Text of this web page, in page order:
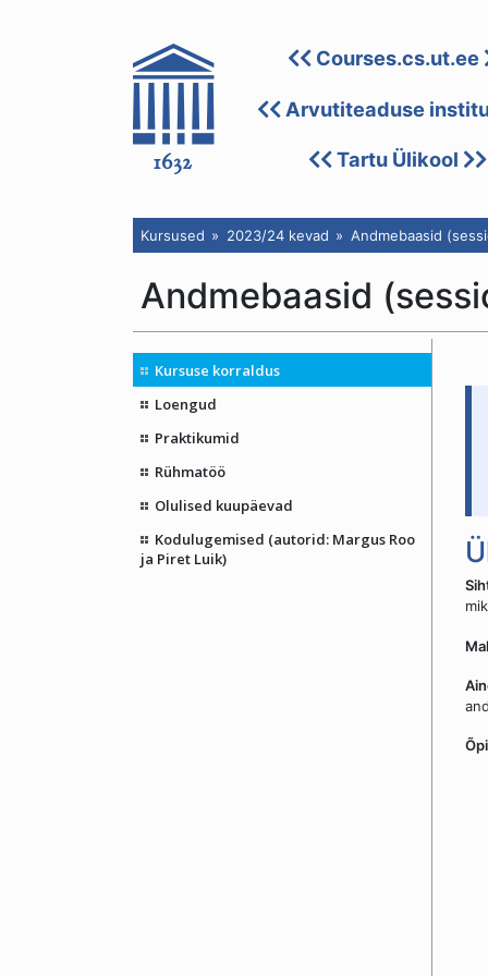
Courses.cs.ut.ee
Arvutiteaduse
Tartu Ülikool
Kursused 2023/24 kevad Andmebaasid
Andmebaasid
Kursuse korraldus
Loengud
Praktikumid
Rühmatöö
Olulised kuupäevad
Kodulugemised (autorid: Margus Roo
ja Piret Luik)